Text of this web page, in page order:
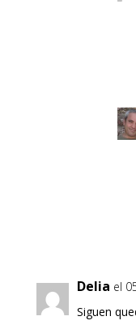
Delia el
Siguen